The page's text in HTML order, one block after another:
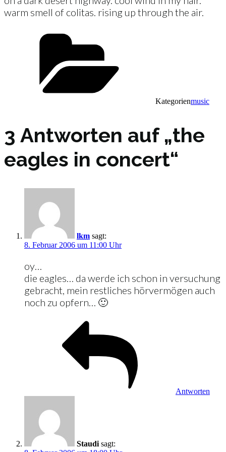
warm smell of colitas. rising up through the air.
Kategorienmusic
3 Antworten auf „the
eagles in concert“
lkm sagt:
8. Februar 2006 um 11:00 Uhr
oy…
die eagles… da werde ich schon in versuchung
gebracht, mein restliches hörvermögen auch
noch zu opfern… 🙂
Antworten
Staudi sagt: